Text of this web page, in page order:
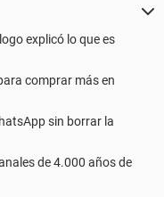
explicó lo que es
comprar más en
sin borrar la
de 4.000 años de